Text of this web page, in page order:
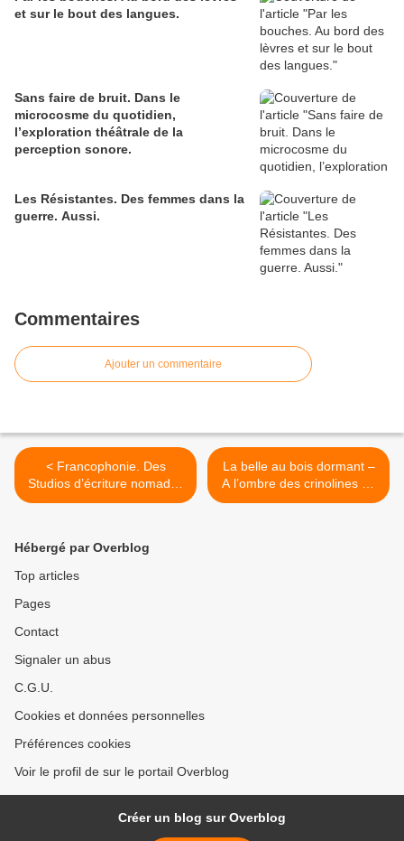
et sur le bout des langues.
Sans faire de bruit. Dans le
microcosme du quotidien,
l’exploration théâtrale de la
perception sonore.
Les Résistantes. Des femmes dans la
guerre. Aussi.
Commentaires
Ajouter un commentaire
< Francophonie. Des
Studios d’écriture nomades
en Drôme et en Ardèche
La belle au bois dormant –
A l’ombre des crinolines en
fleurs, l’ultime cavalcade
Hébergé par Overblog
Top articles
Pages
Contact
Signaler un abus
C.G.U.
Cookies et données personnelles
Préférences cookies
Voir le profil de sur le portail Overblog
Créer un blog sur Overblog